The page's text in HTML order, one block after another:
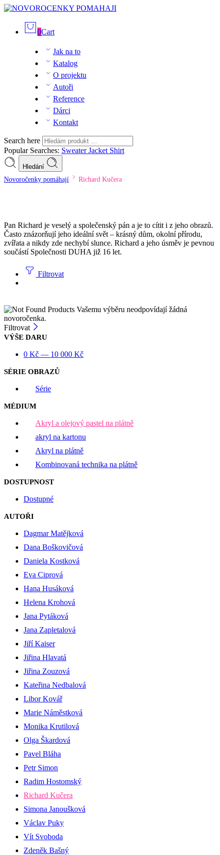
0Cart
Jak na to
Katalog
O projektu
Autoři
Reference
Dárci
Kontakt
Search here
Popular Searches: SweaterJacket Shirt
Hledání
Novoročenky pomáhají Richard Kučera
Pan Richard je veselý a společenský pán a je to cítit i z jeho obrazů.
Často znázorňují jeho ideální svět – krásný dům, okolní přírodu,
zvířata a nikdy zde nechybí slunce. Richard a jeho úsměv je pevnou
součástí Společnosti DUHA již 16 let.
Filtrovat
Vašemu výběru neodpovídají žádná
novoročenka.
Filtrovat
VÝŠE DARU
0 Kč — 10 000 Kč
SÉRIE OBRAZŮ
Série
MÉDIUM
Akryl a olejový pastel na plátně
akryl na kartonu
Akryl na plátně
Kombinovaná technika na plátně
DOSTUPNOST
Dostupné
AUTOŘI
Dagmar Matějková
Dana Boškovičová
Daniela Kostková
Eva Ciprová
Hana Husáková
Helena Krohová
Jana Pytáková
Jana Zapletalová
Jiří Kaiser
Jiřina Hlavatá
Jiřina Zouzová
Kateřina Nedbalová
Libor Kovář
Marie Náměstková
Monika Krutilová
Olga Škardová
Pavel Bláha
Petr Simon
Radim Hostomský
Richard Kučera
Simona Janoušková
Václav Puky
Vít Svoboda
Zdeněk Bašný